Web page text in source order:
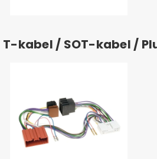
T-kabel / SOT-kabel /